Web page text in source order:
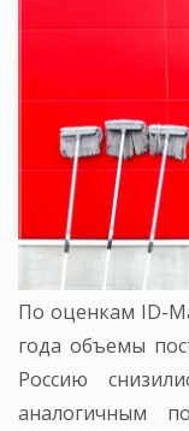
По оценкам ID-
года объемы
Россию
аналогичным